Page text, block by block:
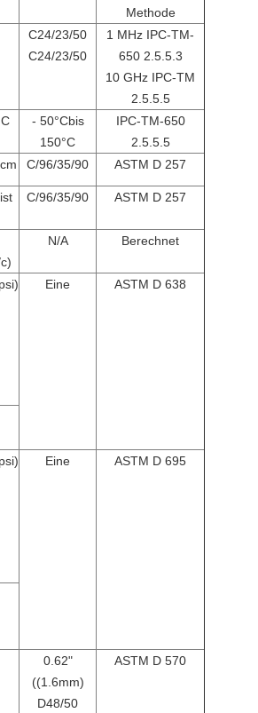
Methode
C24/23/50
C24/23/50
1 MHz IPC-TM-
650 2.5.5.3
10 GHz IPC-TM
2.5.5.5
- 50°Cbis
150°C
IPC-TM-650
2.5.5.5
C/96/35/90 ASTM D 257
C/96/35/90 ASTM D 257
N/A Berechnet
Eine ASTM D 638
Eine
ASTM D 695
0.62"
((1.6mm)
D48/50
ASTM D 570